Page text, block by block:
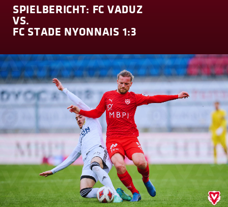
SPIELBERICHT: FC VADUZ
VS.
FC STADE NYONNAIS 1:3